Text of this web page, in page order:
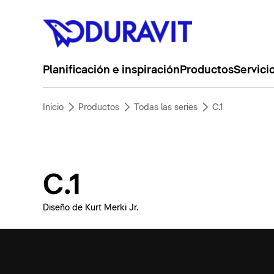
Planificación e inspiración Productos
Inicio Productos Todas las series C.1
C.1
Diseño de Kurt Merki Jr.